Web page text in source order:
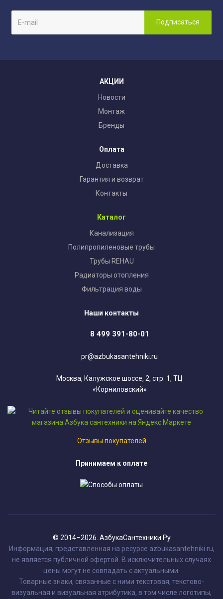
АКЦИИ
Новости
Монтаж
Бренды
Оплата
Доставка
Гарантия и возврат
Контакты
Каталог
Канализация
Полипропиленовые трубы
Трубы REHAU
Радиаторы отопления
Фильтрация воды
Наши контакты
8 499 391-80-01
pr@azbukasantehniki.ru
Москва, Калужское шоссе, 2, стр. 1, ТЦ
«Корниловский»
Отзывы покупателей
Принимаем к оплате
© 2014–2026. АзбукаСантехники.Ру
Информация, представленная на ресурсе azbukasantehniki.ru,
не является публичной офертой. В исключительных случаях
цены могут не совпадать с актуальными.
Товарные знаки, связанные с ними текстовая, текстово-
визуальная и визуальная атрибутика, в том числе логотипы,